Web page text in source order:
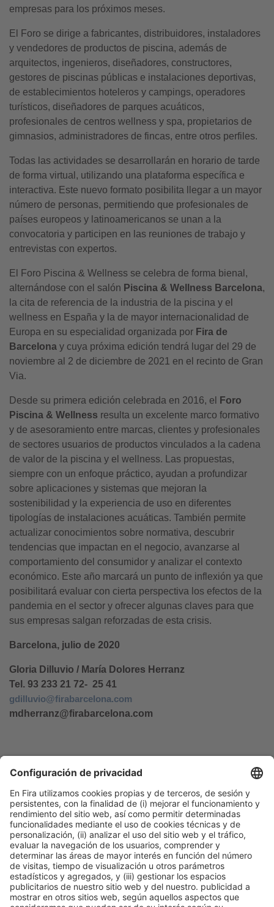
empresas para los próximos meses.
El Foro se dirige a fabricantes, distribuidores, instaladores
y vendedores de productos de piscina, además de
arquitectos, ingenieros, diseñadores, constructores,
gestores de piscinas públicas e instalaciones deportivas,
de establecimientos hoteleros y campings, operadores
turísticos, diseñadores de parques acuáticos,
profesionales de centros wellness y spa, propietarios de
gimnasios, administradores de fincas, entre otros perfiles.
Todas las actividades se desarrollarán en horario de tarde
de forma virtual, utilizando una plataforma específica e
interactiva. Este nuevo formato posibilita llegar a un mayor
número de personas, permitiendo que profesionales de
países europeos y latinoamericanos se unan a la
convocatoria y participen en las reuniones de trabajo y
entrevistas con expertos.
El Foro Piscina & Wellness se celebra de forma bienal,
alternándose con el salón Piscina & Wellness Barcelona,
la cita de referencia de la industria de la piscina y el
wellness en España y la de mayor internacionalidad de
Europa en su especialidad organizada por Fira de
Barcelona y cuya próxima edición tendrá lugar del 29 de
noviembre al 2 de diciembre de 2021 en el recinto de Gran
Via.
Desde su primera edición celebrada en 2016, el
Foro
Piscina & Wellness resulta un excelente marco formativo
y de asesoramiento entre marcas, clientes y profesionales
de sectores usuarios de productos vinculados a la cadena
de valor de la piscina y el wellness. Las propuestas,
siempre con un enfoque práctico, ayudan a profundizar
sobre aplicaciones y sistemas que mejoran la
sostenibilidad y la experiencia de uso en diferentes
tipologías de instalaciones acuáticas. También permite
actualizar conocimientos sobre normativa, descubrir
tendencias que impactan en el negocio, avanzarse al
comportamiento del consumidor y analizar el contexto
económico. Este año marcará un punto de inflexión ya que
posibilitará evaluar con cierta perspectiva los efectos de la
pandemia en el sector y ofrecer algunas claves para que
sus empresas salgan reforzadas de esta crisis.
Barcelona, julio de 2020
Gloria Dilluvio / María Dolores Herranz
Tel. 93 233 21 72- 25 41
gdilluvio@firabarcelona.com
mdherranz@firabarcelona.com
Información general
Aviso legal
Política de privacidad
Política de cookies